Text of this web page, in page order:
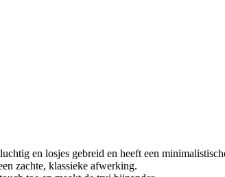
en losjes gebreid en heeft een
zachte, klassieke afwerking.